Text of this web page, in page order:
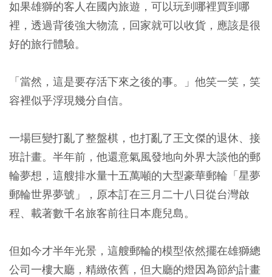
如果雄獅的客人在國內旅遊，可以玩到哪裡買到哪
裡，透過背後強大物流，回家就可以收貨，應該是很
好的旅行體驗。
「當然，這是要存活下來之後的事。」他笑一笑，笑
容裡似乎浮現幾分自信。
一場巨變打亂了整盤棋，也打亂了王文傑的退休、接
班計畫。半年前，他還意氣風發地向外界大談他的郵
輪夢想，這艘排水量十五萬噸的大型豪華郵輪「星夢
郵輪世界夢號」，原本訂在三月二十八日從台灣啟
程、載著數千名旅客前往日本鹿兒島。
但如今才半年光景，這艘郵輪的模型依然擺在雄獅總
公司一樓大廳，精緻依舊，但大廳的燈因為節約計畫